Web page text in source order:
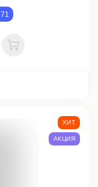
В корзину
ХИТ
АКЦИЯ